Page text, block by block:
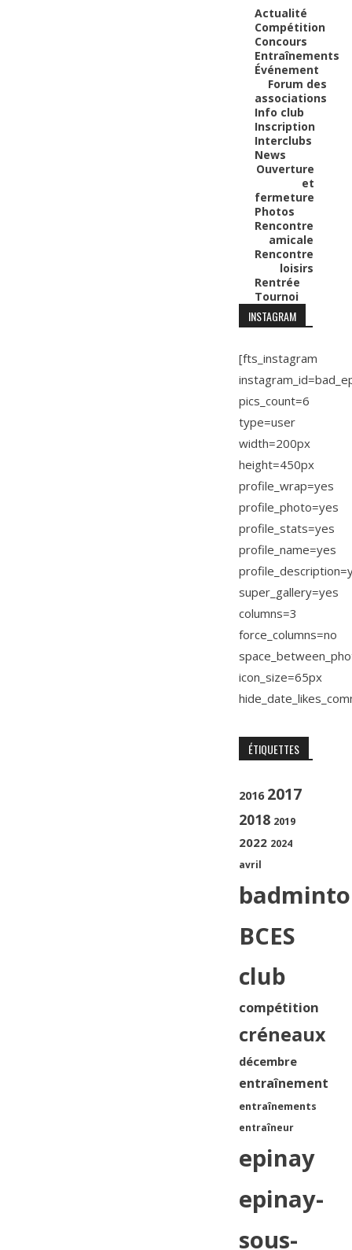
Actualité
Compétition
Concours
Entraînements
Événement
Forum des
associations
Info club
Inscription
Interclubs
News
Ouverture
et
fermeture
Photos
Rencontre
amicale
Rencontre
loisirs
Rentrée
Tournoi
INSTAGRAM
[fts_instagram
pics_count=6
type=user
width=200px
height=450px
profile_wrap=yes
profile_photo=yes
profile_stats=yes
profile_name=yes
super_gallery=yes
columns=3
force_columns=no
icon_size=65px
ÉTIQUETTES
2016 2017
2018 2019
2022 2024
avril
BCES
club
compétition
créneaux
décembre
entraînement
entraînements
entraîneur
epinay
epinay-
sous-